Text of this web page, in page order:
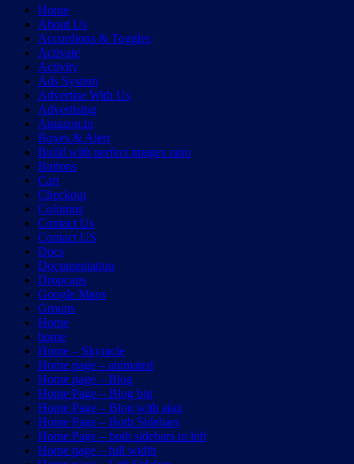
Home
About Us
Accordions & Toggles
Activate
Activity
Ads System
Advertise With Us
Advertising
Amazon.in
Boxes & Alert
Build with perfect images ratio
Buttons
Cart
Checkout
Columns
Contact Us
Contact US
Docs
Documentation
Dropcaps
Google Maps
Groups
Home
home
Home – Skyracle
Home page – animated
Home page – Blog
Home Page – Blog big
Home Page – Blog with ajax
Home Page – Both Sidebars
Home Page – both sidebars in left
Home page – full width